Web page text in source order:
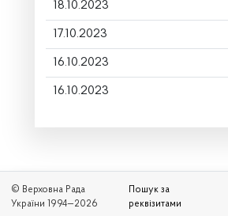
18.10.2023
17.10.2023
16.10.2023
16.10.2023
© Верховна Рада
України 1994—2026
Пошук за
реквізитами